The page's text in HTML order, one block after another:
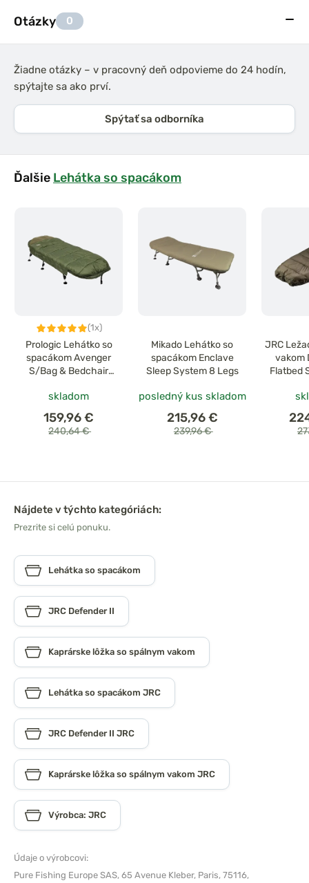
Otázky 0
Žiadne otázky – v pracovný deň odpovieme do 24 hodín,
spýtajte sa ako prví.
Spýtať sa odborníka
Ďalšie Lehátka so spacákom
(1x)
Prologic Lehátko so
spacákom Avenger
S/Bag & Bedchair
skladom
159,96 €
240,64 €
Mikado Lehátko so
spacákom Enclave
Sleep System 8 Legs
posledný kus skladom
215,96 €
239,96 €
JRC
vakom
Flatbed
Nájdete v týchto kategóriách:
Prezrite si celú ponuku.
Lehátka so spacákom
JRC Defender II
Kaprárske lôžka so spálnym vakom
Lehátka so spacákom JRC
JRC Defender II JRC
Kaprárske lôžka so spálnym vakom JRC
Výrobca: JRC
Údaje o výrobcovi:
Pure Fishing Europe SAS, 65 Avenue Kleber, Paris, 75116,